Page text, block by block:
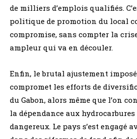
de milliers d’emplois qualifiés.
politique de promotion du local
compromise, sans compter la
ampleur qui va en découler.
Enfin, le brutal ajustement imposé
compromet les efforts de
du Gabon, alors même que l’on
la dépendance aux
dangereux. Le pays s’est engagé